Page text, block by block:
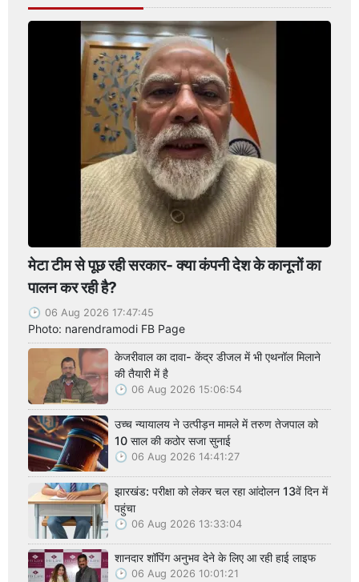
मेटा टीम से पूछ रही सरकार- क्या कंपनी देश के कानूनों का
पालन कर रही है?
06 Aug 2026 17:47:45
Photo: narendramodi FB Page
केजरीवाल का दावा- केंद्र डीजल में भी एथनॉल मिलाने
की तैयारी में है
06 Aug 2026 15:06:54
उच्च न्यायालय ने उत्पीड़न मामले में तरुण तेजपाल को
10 साल की कठोर सजा सुनाई
06 Aug 2026 14:41:27
झारखंड: परीक्षा को लेकर चल रहा आंदोलन 13वें दिन में
पहुंचा
06 Aug 2026 13:33:04
शानदार शॉपिंग अनुभव देने के लिए आ रही हाई लाइफ
06 Aug 2026 10:01:21